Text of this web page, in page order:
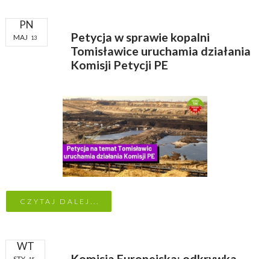
PN
MAJ 13
Petycja w sprawie kopalni
Tomisławice uruchamia działania
Komisji Petycji PE
CZYTAJ DALEJ...
WT